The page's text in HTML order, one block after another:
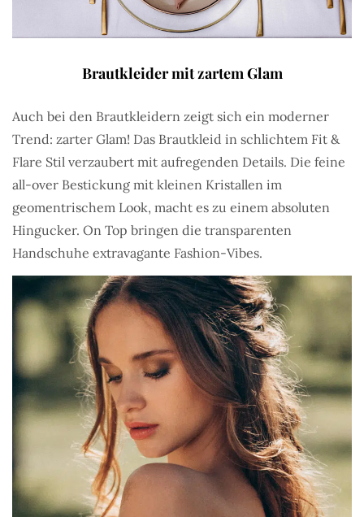
Brautkleider mit zartem Glam
Auch bei den Brautkleidern zeigt sich ein moderner
Trend: zarter Glam! Das Brautkleid in schlichtem Fit &
Flare Stil verzaubert mit aufregenden Details. Die feine
all-over Bestickung mit kleinen Kristallen im
geomentrischem Look, macht es zu einem absoluten
Hingucker. On Top bringen die transparenten
Handschuhe extravagante Fashion-Vibes.